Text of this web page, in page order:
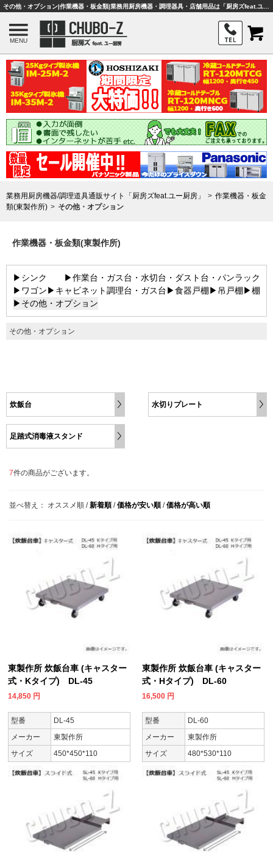
MENU
業務用厨房機器/調理道具通販サイト「厨房ズfeat.ユー厨房」
作業機器・板金
類(東製作所)
その他・オプション
作業機器・板金類(東製作所)
▶シンク
▶作業台・ガス台・水切台・ダスト台・パンラック
▶ワゴン▶キャビネット調理台・ガス台▶食器戸棚▶吊戸棚▶棚
▶その他・オプション
その他・オプション
炊飯台 水切りプレート
足踏式消毒液スタンド
7件の商品がございます。
並べ替え： オススメ順 /新着順 /価格が安い順 /価格が高い順
東製作所 炊飯台車 (キャスター
式・Kタイプ) DL-45
14,850 円
型番
DL-45
メーカー
東製作所
サイズ
450*450*110
東製作所 炊飯台車 (キャスター
式・Hタイプ) DL-60
16,500 円
型番
DL-60
メーカー
東製作所
サイズ
480*530*110